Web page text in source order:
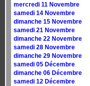
mercredi 11 Novembre
samedi 14 Novembre
dimanche 15 Novembre
samedi 21 Novembre
dimanche 22 Novembre
samedi 28 Novembre
dimanche 29 Novembre
samedi 05 Décembre
dimanche 06 Décembre
samedi 12 Décembre